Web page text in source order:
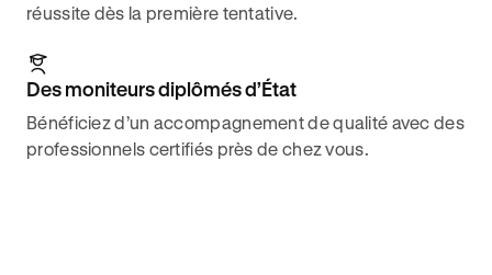
réussite dès la première tentative.
Des moniteurs diplômés d’État
Bénéficiez d’un accompagnement de qualité avec des
professionnels certifiés près de chez vous.